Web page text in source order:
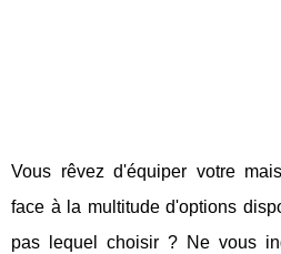
Vous rêvez d'équiper votre
face à la multitude d'options
pas lequel choisir ? Ne vous